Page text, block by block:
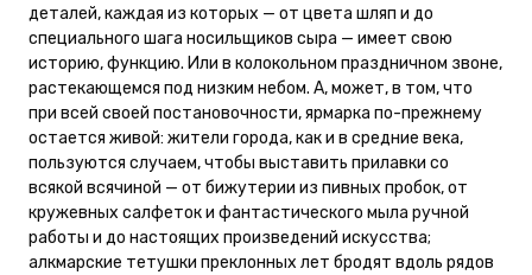
деталей, каждая из которых — от цвета шляп и до
специального шага носильщиков сыра — имеет свою
историю, функцию. Или в колокольном праздничном звоне,
растекающемся под низким небом. А, может, в том, что
при всей своей постановочности, ярмарка по-прежнему
остается живой: жители города, как и в средние века,
пользуются случаем, чтобы выставить прилавки со
всякой всячиной — от бижутерии из пивных пробок, от
кружевных салфеток и фантастического мыла ручной
работы и до настоящих произведений искусства;
алкмарские тетушки преклонных лет бродят вдоль рядов